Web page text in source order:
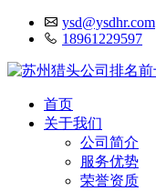
ysd@ysdhr.com
18961229597
首页
关于我们
公司简介
服务优势
荣誉资质